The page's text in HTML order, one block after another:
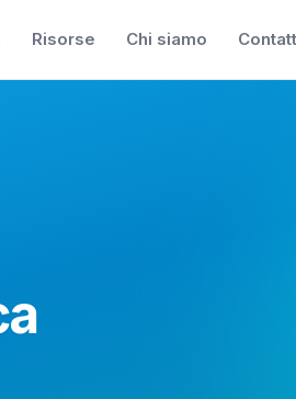
Risorse Chi siamo